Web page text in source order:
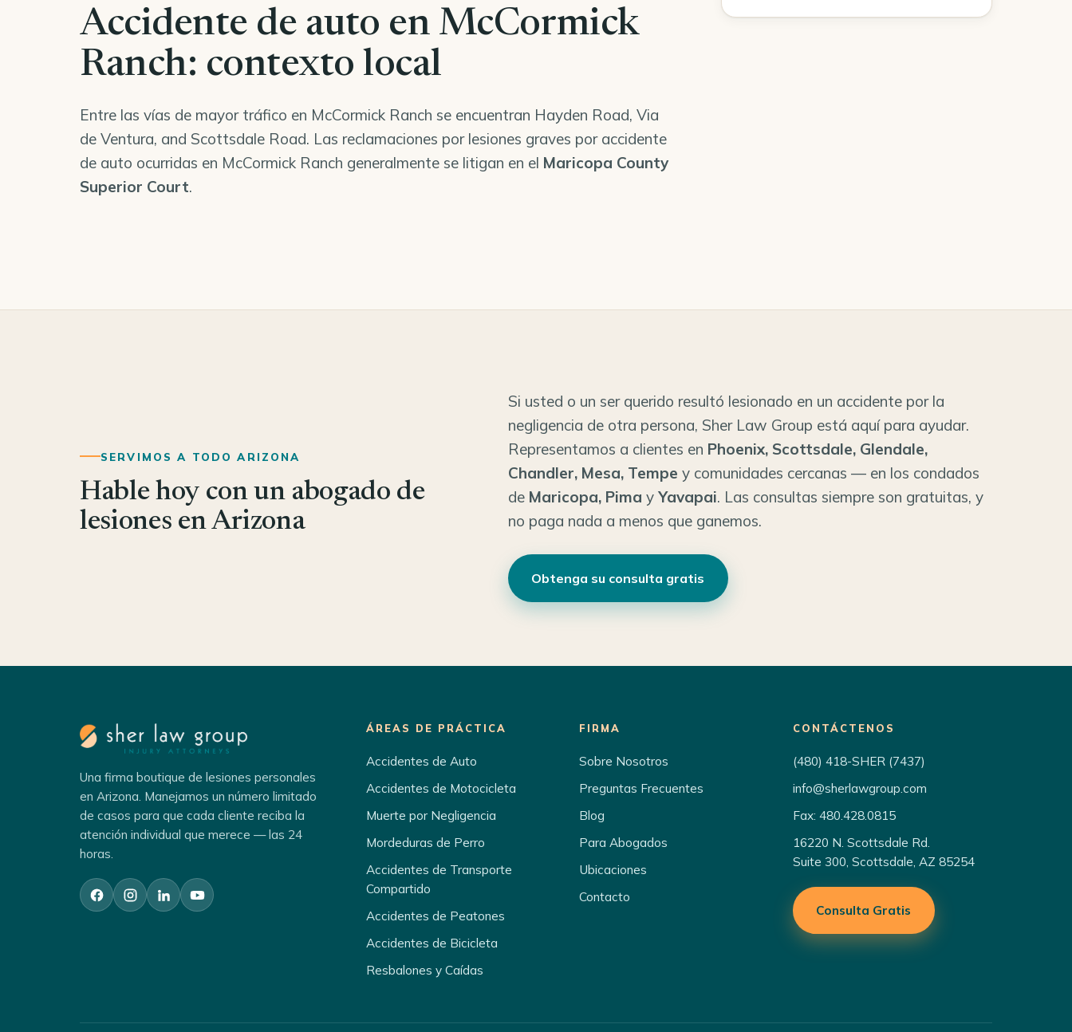
Accidente de auto en McCormick
Ranch: contexto local
Entre las vías de mayor tráfico en McCormick Ranch se encuentran Hayden Road, Via
de Ventura, and Scottsdale Road. Las reclamaciones por lesiones graves por accidente
de auto ocurridas en McCormick Ranch generalmente se litigan en el Maricopa County
Superior Court.
SERVIMOS A TODO ARIZONA
Hable hoy con un abogado de
lesiones en Arizona
Si usted o un ser querido resultó lesionado en un accidente por la
negligencia de otra persona, Sher Law Group está aquí para ayudar.
Representamos a clientes en Phoenix, Scottsdale, Glendale,
Chandler, Mesa, Tempe y comunidades cercanas — en los condados
de Maricopa, Pima y Yavapai. Las consultas siempre son gratuitas, y
no paga nada a menos que ganemos.
Obtenga su consulta gratis
Una firma boutique de lesiones personales
en Arizona. Manejamos un número limitado
de casos para que cada cliente reciba la
atención individual que merece — las 24
horas.
ÁREAS DE PRÁCTICA
Accidentes de Auto
Accidentes de Motocicleta
Muerte por Negligencia
Mordeduras de Perro
Accidentes de Transporte
Compartido
Accidentes de Peatones
Accidentes de Bicicleta
Resbalones y Caídas
FIRMA
Sobre Nosotros
Preguntas Frecuentes
Blog
Para Abogados
Ubicaciones
Contacto
CONTÁCTENOS
(480) 418-SHER (7437)
info@sherlawgroup.com
Fax: 480.428.0815
16220 N. Scottsdale Rd.
Suite 300, Scottsdale, AZ 85254
Consulta Gratis